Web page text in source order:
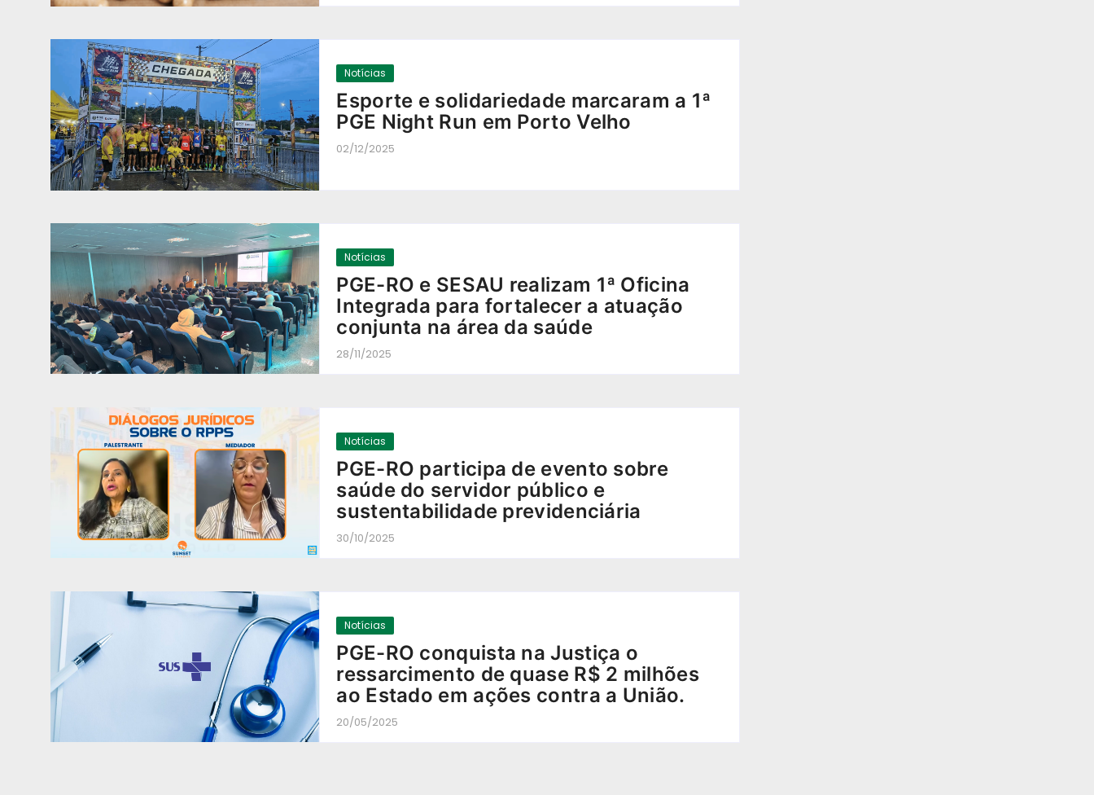
Notícias
Esporte e solidariedade marcaram a 1ª
PGE Night Run em Porto Velho
02/12/2025
Notícias
PGE-RO e SESAU realizam 1ª Oficina
Integrada para fortalecer a atuação
conjunta na área da saúde
28/11/2025
Notícias
PGE-RO participa de evento sobre
saúde do servidor público e
sustentabilidade previdenciária
30/10/2025
Notícias
PGE-RO conquista na Justiça o
ressarcimento de quase R$ 2 milhões
ao Estado em ações contra a União.
20/05/2025